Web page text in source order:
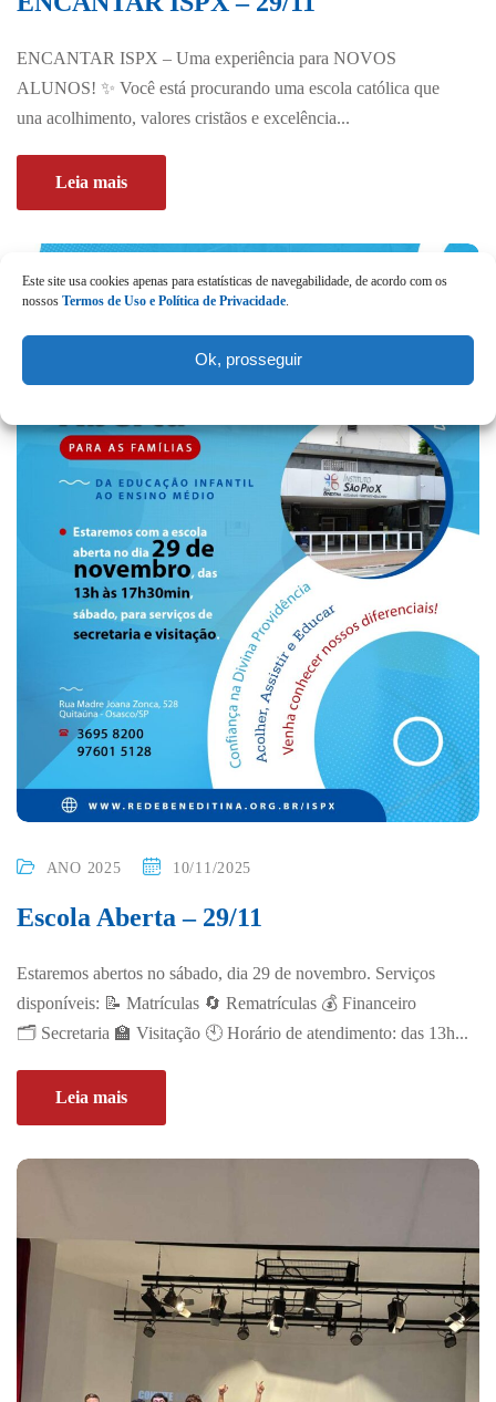
Este site usa cookies apenas para estatísticas de navegabilidade, de acordo com os
nossos Termos de Uso e Política de Privacidade
Ok, prosseguir
ENCANTAR ISPX – Uma experiência para NOVOS
ALUNOS! ✨ Você está procurando uma escola católica que
una acolhimento, valores cristãos e excelência...
Leia mais
ANO 2025 10/11/2025
Escola Aberta – 29/11
Estaremos abertos no sábado, dia 29 de novembro. Serviços
disponíveis: 📝 Matrículas 🔄 Rematrículas 💰 Financeiro
🗂️ Secretaria 🏫 Visitação 🕙 Horário de atendimento: das 13h...
Leia mais